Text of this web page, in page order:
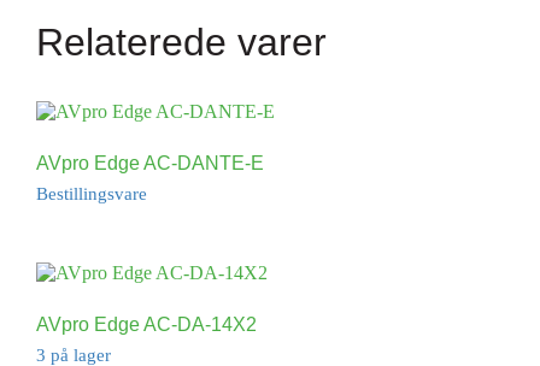
Relaterede varer
AVpro Edge AC-DANTE-E
Bestillingsvare
AVpro Edge AC-DA-14X2
3 på lager